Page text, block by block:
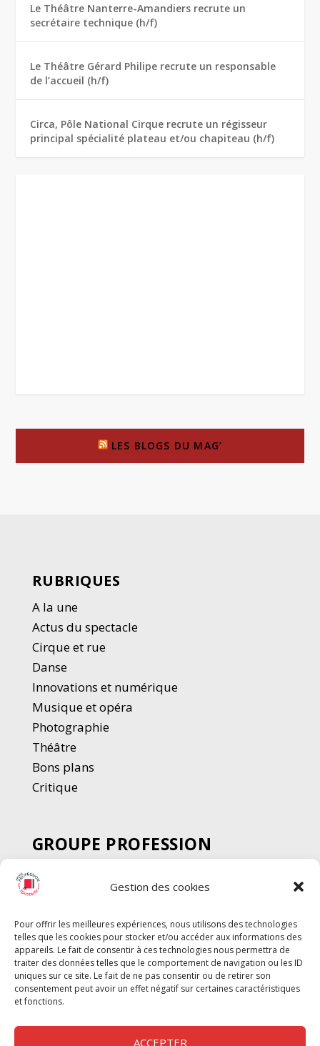
Gestion des cookies
Pour offrir les meilleures expériences, nous utilisons des technologies
telles que les cookies pour stocker et/ou accéder aux informations des
appareils. Le fait de consentir à ces technologies nous permettra de
traiter des données telles que le comportement de navigation ou les ID
uniques sur ce site. Le fait de ne pas consentir ou de retirer son
consentement peut avoir un effet négatif sur certaines caractéristiques
et fonctions.
ACCEPTER
Le Théâtre Nanterre-Amandiers recrute un
secrétaire technique (h/f)
Le Théâtre Gérard Philipe recrute un responsable
de l’accueil (h/f)
Circa, Pôle National Cirque recrute un régisseur
principal spécialité plateau et/ou chapiteau (h/f)
LES BLOGS DU MAG’
RUBRIQUES
A la une
Actus du spectacle
Cirque et rue
Danse
Innovations et numérique
Musique et opéra
Photographie
Théâtre
Bons plans
Critique
GROUPE PROFESSION
SPECTACLE
Chèque Intermittents
Chèque Compta
Chèque Emploi Spectacle
G-Pods
Profession Audio-visuel